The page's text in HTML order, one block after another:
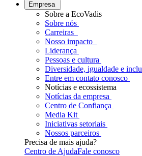
Empresa
Sobre a EcoVadis
Sobre nós
Carreiras
Nosso impacto
Liderança
Pessoas e cultura
Diversidade, igualdade e
Entre em contato conosco
Notícias e ecossistema
Notícias da empresa
Centro de Confiança
Media Kit
Iniciativas setoriais
Nossos parceiros
Precisa de mais ajuda?
Centro de AjudaFale conosco